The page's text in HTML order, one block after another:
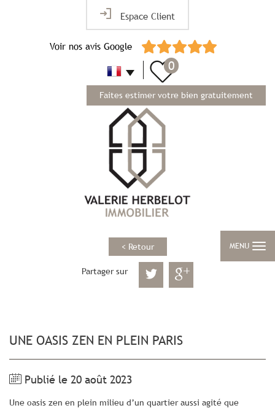
Espace Client
Voir nos avis Google
Faites estimer votre bien gratuitement
0
MENU
< Retour
Partager sur
UNE OASIS ZEN EN PLEIN PARIS
Publié le 20 août 2023
Une oasis zen en plein milieu d’un quartier aussi agité que